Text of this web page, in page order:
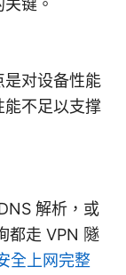
是对设备性能
能不足以支撑
解析，或
都走 VPN 隧
全上网完整